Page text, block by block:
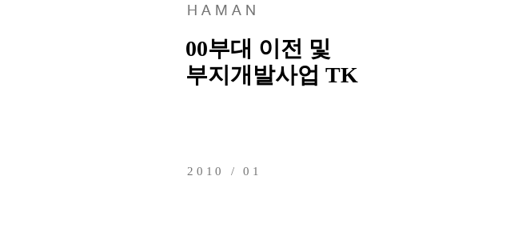
H A M A N
00부대 이전 및
부지개발사업 TK
2010 / 01